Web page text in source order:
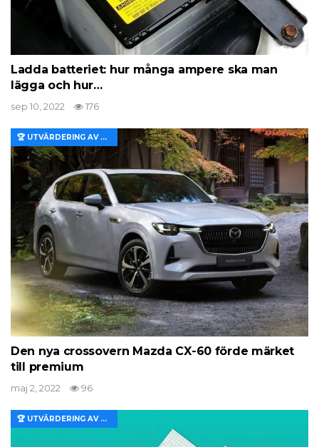
Ladda batteriet: hur många ampere ska man
lägga och hur…
sep 10, 2022 176
🏆 UTVÄRDERING AV EGENSKAPER OCH VÄRDE
Den nya crossovern Mazda CX-60 förde märket
till premium
maj 2, 2022 96
🏆 UTVÄRDERING AV EGENSKAPER OCH VÄRDE